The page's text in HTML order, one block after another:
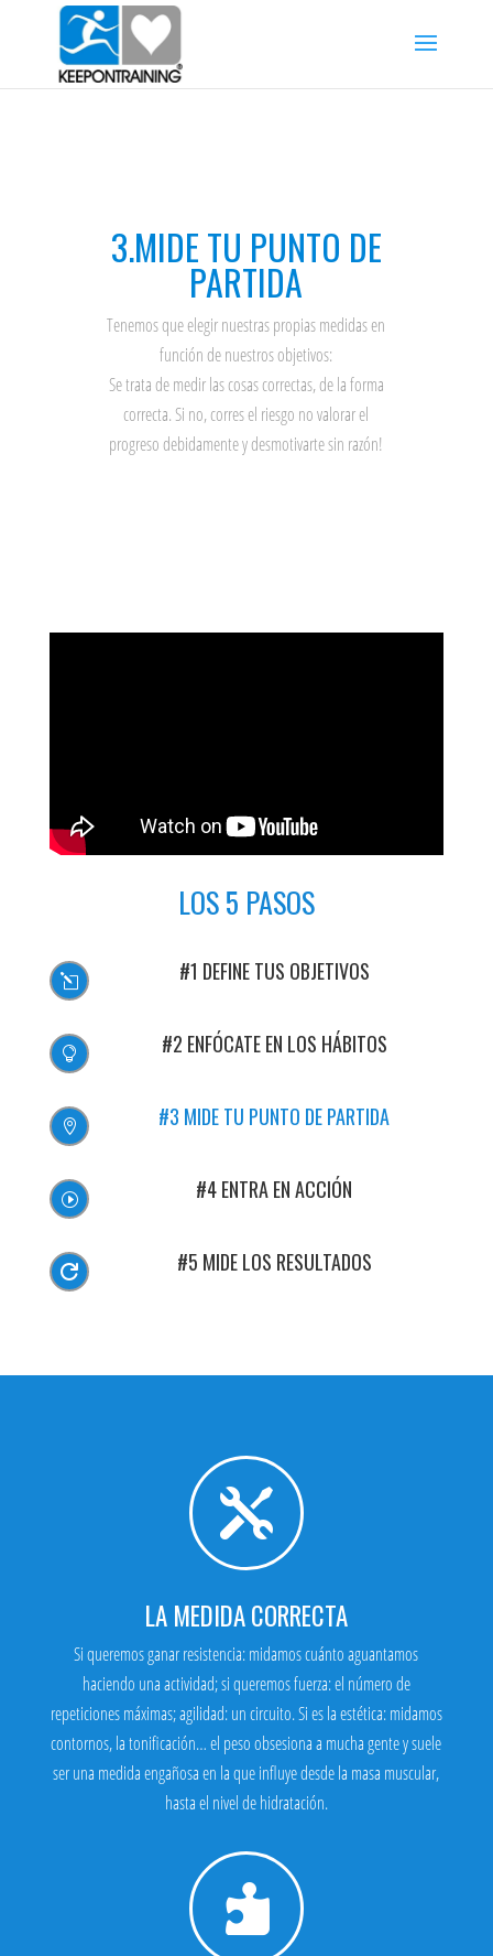
3.MIDE TU PUNTO DE
PARTIDA
Tenemos que elegir nuestras propias medidas en
función de nuestros objetivos:
Se trata de medir las cosas correctas, de la forma
correcta. Si no, corres el riesgo no valorar el
progreso debidamente y desmotivarte sin razón!
LOS 5 PASOS
l #1 DEFINE TUS OBJETIVOS
 #2 ENFÓCATE EN LOS HÁBITOS
 #3 MIDE TU PUNTO DE PARTIDA
I #4 ENTRA EN ACCIÓN
 #5 MIDE LOS RESULTADOS

LA MEDIDA CORRECTA
Si queremos ganar resistencia: midamos cuánto aguantamos
haciendo una actividad; si queremos fuerza: el número de
repeticiones máximas; agilidad: un circuito. Si es la estética: midamos
contornos, la tonificación… el peso obsesiona a mucha gente y suele
ser una medida engañosa en la que influye desde la masa muscular,
hasta el nivel de hidratación.
